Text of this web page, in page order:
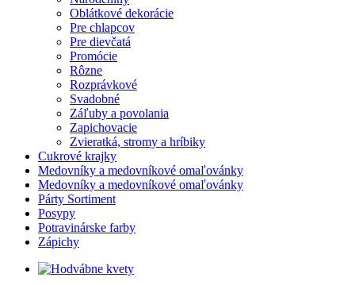
Oblátkové dekorácie
Pre chlapcov
Pre dievčatá
Promócie
Rôzne
Rozprávkové
Svadobné
Záľuby a povolania
Zapichovacie
Zvieratká, stromy a hríbiky
Cukrové krajky
Medovníky a medovníkové omaľovánky
Medovníky a medovníkové omaľovánky
Párty Sortiment
Posypy
Potravinárske farby
Zápichy